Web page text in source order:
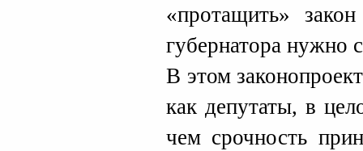
«протащить»
губернатора нужно
В этом
как депутаты, в
чем срочность